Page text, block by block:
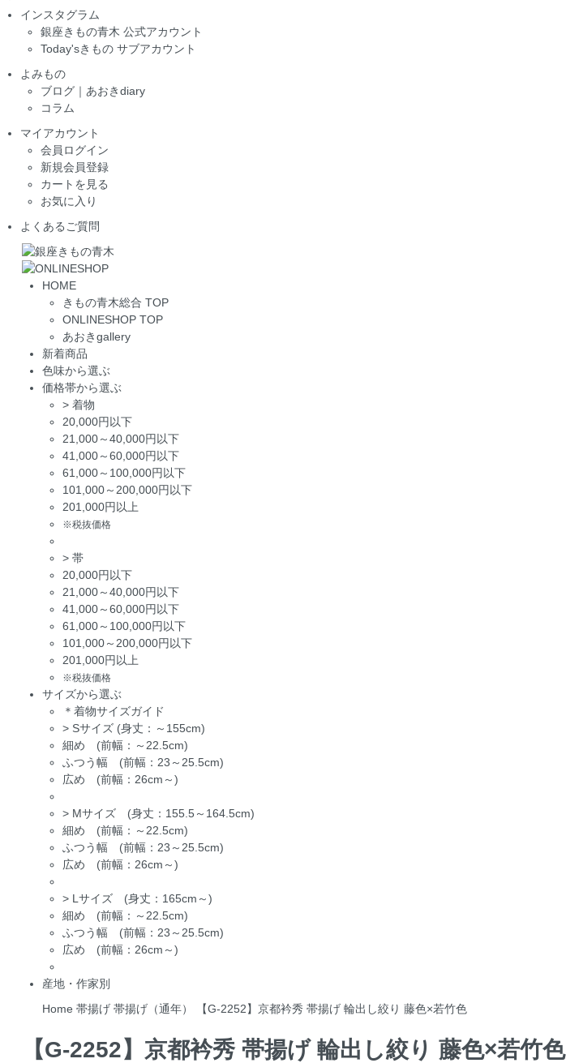
インスタグラム
銀座きもの青木 公式アカウント
Today'sきもの サブアカウント
よみもの
ブログ｜あおきdiary
コラム
マイアカウント
会員ログイン
新規会員登録
カートを見る
お気に入り
よくあるご質問
HOME
きもの青木総合 TOP
ONLINESHOP TOP
あおきgallery
新着商品
色味から選ぶ
価格帯から選ぶ
> 着物
20,000円以下
21,000～40,000円以下
41,000～60,000円以下
61,000～100,000円以下
101,000～200,000円以下
201,000円以上
※税抜価格
> 帯
20,000円以下
21,000～40,000円以下
41,000～60,000円以下
61,000～100,000円以下
101,000～200,000円以下
201,000円以上
※税抜価格
サイズから選ぶ
＊着物サイズガイド
> Sサイズ (身丈：～155cm)
細め (前幅：～22.5cm)
ふつう幅 (前幅：23～25.5cm)
広め (前幅：26cm～)
> Mサイズ (身丈：155.5～164.5cm)
細め (前幅：～22.5cm)
ふつう幅 (前幅：23～25.5cm)
広め (前幅：26cm～)
> Lサイズ (身丈：165cm～)
細め (前幅：～22.5cm)
ふつう幅 (前幅：23～25.5cm)
広め (前幅：26cm～)
産地・作家別
Home 帯揚げ 帯揚げ（通年） 【G-2252】京都衿秀 帯揚げ 輪出し絞り 藤色×若竹色
【G-2252】京都衿秀 帯揚げ 輪出し絞り 藤色×若竹色